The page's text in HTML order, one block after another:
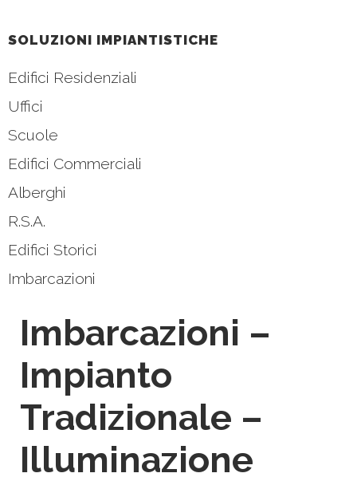
SOLUZIONI IMPIANTISTICHE
Edifici Residenziali
Uffici
Scuole
Edifici Commerciali
Alberghi
R.S.A.
Edifici Storici
Imbarcazioni
Imbarcazioni –
Impianto
Tradizionale –
Illuminazione